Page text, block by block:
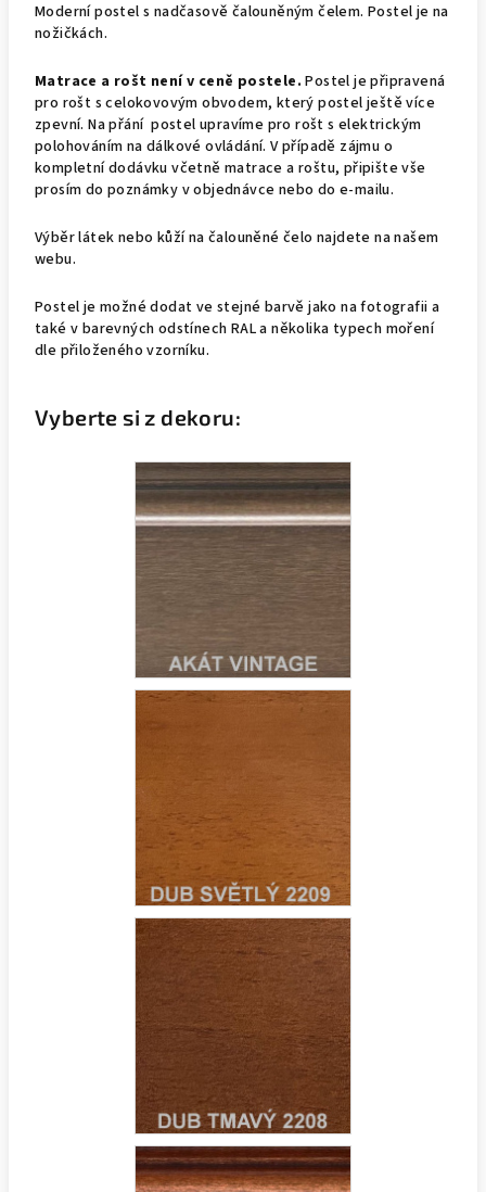
Moderní postel s nadčasově čalouněným čelem. Postel je na
nožičkách.
Matrace a rošt není v ceně postele. Postel je připravená
pro rošt s celokovovým obvodem, který postel ještě více
zpevní. Na přání postel upravíme pro rošt s elektrickým
polohováním na dálkové ovládání. V případě zájmu o
kompletní dodávku včetně matrace a roštu, připište vše
prosím do poznámky v objednávce nebo do e-mailu.
Výběr látek nebo kůží na čalouněné čelo najdete na našem
webu.
Postel je možné dodat ve stejné barvě jako na fotografii a
také v barevných odstínech RAL a několika typech moření
dle přiloženého vzorníku.
Vyberte si z dekoru: